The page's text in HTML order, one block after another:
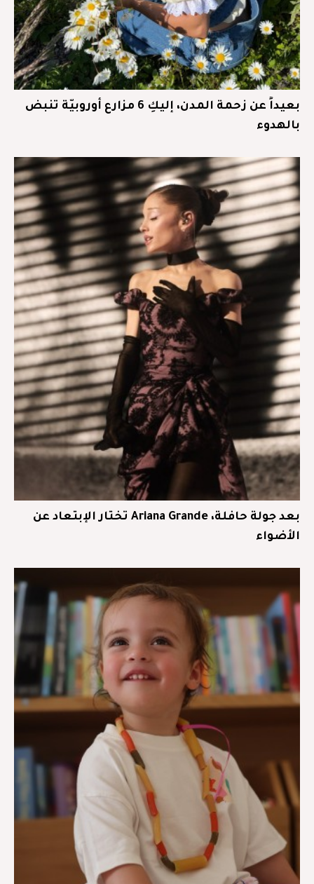
بعيداً عن زحمة المدن، إليكِ 6 مزارع أوروبيّة تنبض
بالهدوء
بعد جولة حافلة، Ariana Grande تختار الإبتعاد عن
الأضواء